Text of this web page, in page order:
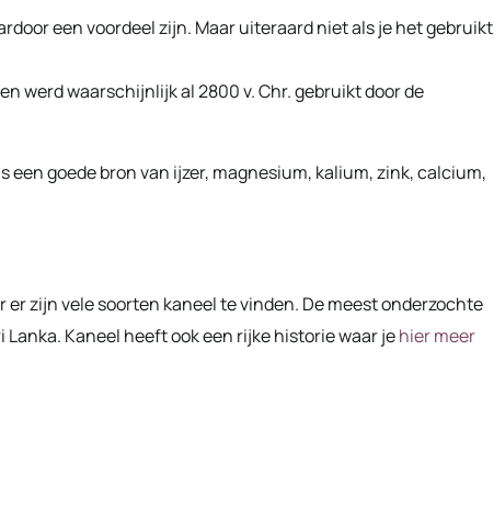
een voordeel zijn. Maar uiteraard niet als je het gebruikt
werd waarschijnlijk al 2800 v. Chr. gebruikt door de
goede bron van ijzer, magnesium, kalium, zink, calcium,
zijn vele soorten kaneel te vinden. De meest onderzochte
Kaneel heeft ook een rijke historie waar jehier meer